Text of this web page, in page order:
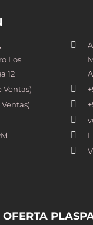
Los
12
Ventas)
Ventas)
OFERTA